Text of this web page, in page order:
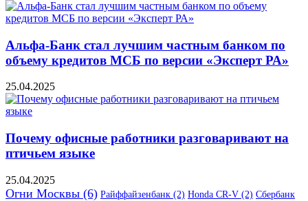
Альфа-Банк стал лучшим частным банком по
объему кредитов МСБ по версии «Эксперт РА»
25.04.2025
Почему офисные работники разговаривают на
птичьем языке
25.04.2025
Огни Москвы (6) Райффайзенбанк (2) Honda CR-V (2) Сбербанк